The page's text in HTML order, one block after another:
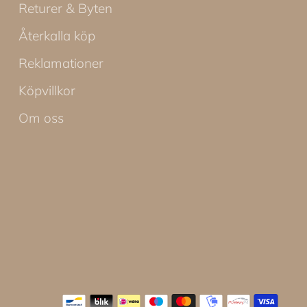
Returer & Byten
Återkalla köp
Reklamationer
Köpvillkor
Om oss